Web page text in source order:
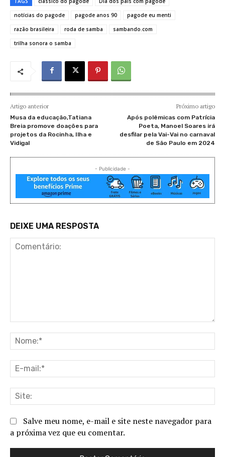
notícias do pagode
pagode anos 90
pagode eu menti
razão brasileira
roda de samba
sambando.com
trilha sonora o samba
Artigo anterior
Musa da educação,Tatiana
Breia promove doações para
projetos da Rocinha, Ilha e
Vidigal
Próximo artigo
Após polêmicas com Patrícia
Poeta, Manoel Soares irá
desfilar pela Vai-Vai no carnaval
de São Paulo em 2024
- Publicidade -
DEIXE UMA RESPOSTA
Salve meu nome, e-mail e site neste navegador para
a próxima vez que eu comentar.